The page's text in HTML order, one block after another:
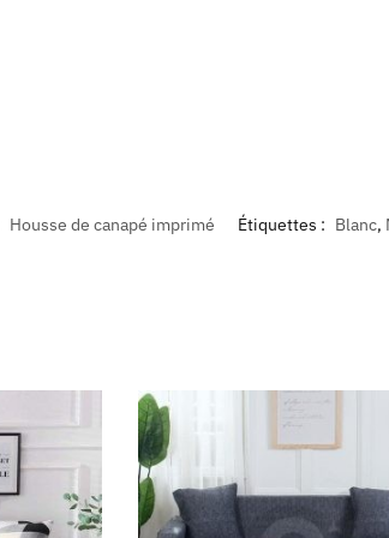
Housse de canapé imprimé Étiquettes : Blanc,